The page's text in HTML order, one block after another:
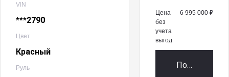
VIN
***2790
Цвет
Красный
Руль
Цена
без
учета
выгод
6 995 000 ₽
Получить